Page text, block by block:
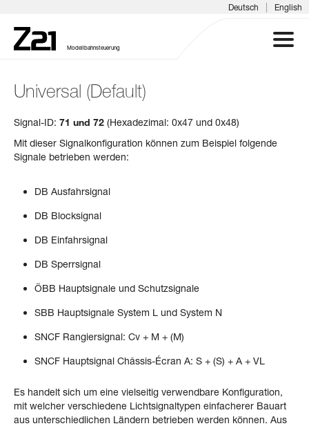
Deutsch | English
Modellbahnsteuerung
Z21 SYSTEM
INFOTAGE
MEDIEN
Universal (Default)
Signal-ID: 71 und 72 (Hexadezimal: 0x47 und 0x48)
Mit dieser Signalkonfiguration können zum Beispiel folgende
Signale betrieben werden:
DB Ausfahrsignal
DB Blocksignal
DB Einfahrsignal
DB Sperrsignal
ÖBB Hauptsignale und Schutzsignale
SBB Hauptsignale System L und System N
SNCF Rangiersignal: Cv + M + (M)
SNCF Hauptsignal Châssis-Écran A: S + (S) + A + VL
Es handelt sich um eine vielseitig verwendbare Konfiguration,
mit welcher verschiedene Lichtsignaltypen einfacherer Bauart
aus unterschiedlichen Ländern betrieben werden können. Aus